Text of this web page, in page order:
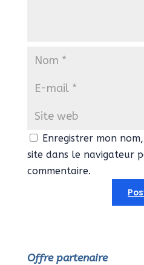
Enregistrer mon
site dans le navigateur
commentaire.
Offre partenaire